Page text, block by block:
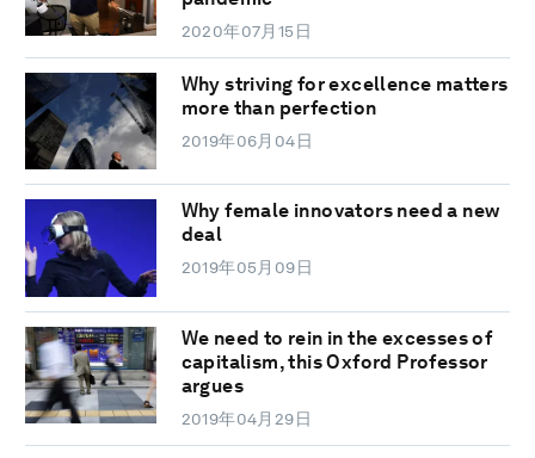
2020年07月15日
Why striving for excellence matters
more than perfection
2019年06月04日
Why female innovators need a new
deal
2019年05月09日
We need to rein in the excesses of
capitalism, this Oxford Professor
argues
2019年04月29日